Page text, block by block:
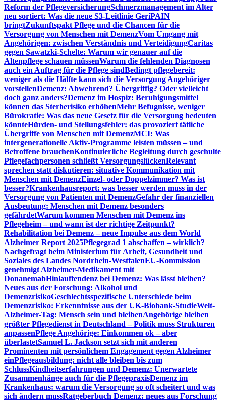
Reform der PflegeversicherungSchmerzmanagement im Alter
neu sortiert: Was die neue S3-Leitlinie GeriPAIN
bringtZukunftspakt Pflege und die Chancen für die
Versorgung von Menschen mit DemenzVom Umgang mit
Angehörigen: zwischen Verständnis und VerteidigungCaritas
gegen Sawatzki-Schelte: Warum wir genauer auf die
Altenpflege schauen müssenWarum die fehlenden Diagnosen
auch ein Auftrag für die Pflege sindBedingt pflegebereit:
weniger als die Hälfte kann sich die Versorgung Angehöriger
vorstellenDemenz: Abwehrend? Übergriffig? Oder vielleicht
doch ganz anders?Demenz im Hospiz: Beruhigungsmittel
können das Sterberisiko erhöhenMehr Befugnisse, weniger
Bürokratie: Was das neue Gesetz für die Versorgung bedeuten
könnteHürden- und Stellungsfehler: das provoziert tätliche
Übergriffe von Menschen mit DemenzMCI: Was
intergenerationelle Aktiv-Programme leisten müssen – und
Betroffene brauchenKontinuierliche Begleitung durch geschulte
Pflegefachpersonen schließt VersorgungslückenRelevant
sprechen statt diskutieren: situative Kommunikation mit
Menschen mit DemenzEinzel- oder Doppelzimmer? Was ist
besser?Krankenhausreport: was besser werden muss in der
Versorgung von Patienten mit DemenzGefahr der finanziellen
Ausbeutung: Menschen mit Demenz besonders
gefährdetWarum kommen Menschen mit Demenz ins
Pflegeheim – und wann ist der richtige Zeitpunkt?
Rehabilitation bei Demenz – neue Impulse aus dem World
Alzheimer Report 2025Pflegegrad 1 abschaffen – wirklich?
Nachgefragt beim Ministerium für Arbeit, Gesundheit und
Soziales des Landes Nordrhein-WestfalenEU-Kommission
genehmigt Alzheimer-Medikament mit
DonanemabHinlauftendenz bei Demenz: Was lässt bleiben?
Neues aus der Forschung: Alkohol und
DemenzrisikoGeschlechtsspezifische Unterschiede beim
Demenzrisiko: Erkenntnisse aus der UK-Biobank-StudieWelt-
Alzheimer-Tag: Mensch sein und bleibenAngehörige bleiben
größter Pflegedienst in Deutschland – Politik muss Strukturen
anpassenPflege Angehörige: Einkommen ok – aber
überlastetSamuel L. Jackson setzt sich mit anderen
Prominenten mit persönlichem Engagement gegen Alzheimer
einPflegeausbildung: nicht alle bleiben bis zum
SchlussKindheitserfahrungen und Demenz: Unerwartete
Zusammenhänge auch für die PflegepraxisDemenz im
Krankenhaus: warum die Versorgung so oft scheitert und was
sich ändern mussRatgeberbuch Demenz: neues aus Forschung